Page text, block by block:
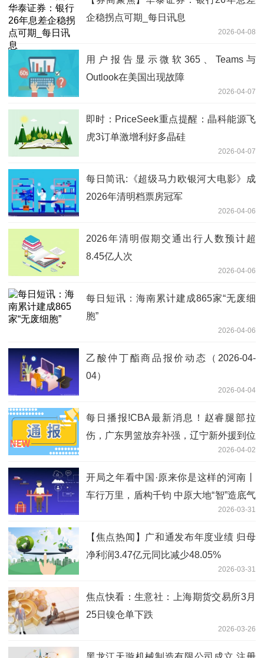
企稳拐点可期_每日讯息
2026-04-08
用户报告显示微软365、Teams与
Outlook在美国出现故障
2026-04-07
即时：PriceSeek重点提醒：晶科能源飞
虎3订单激增利好多晶硅
2026-04-07
每日简讯:《超级马力欧银河大电影》成
2026年清明档票房冠军
2026-04-06
2026年清明假期交通出行人数预计超
8.45亿人次
2026-04-06
每日短讯：海南累计建成865家“无废细
胞”
2026-04-06
乙酸仲丁酯商品报价动态（2026-04-
04）
2026-04-04
每日播报!CBA最新消息！赵睿腿部拉
伤，广东男篮放弃补强，辽宁新外援到位
2026-04-02
开局之年看中国·原来你是这样的河南丨
车行万里，盾构千钧 中原大地“智”造底气
2026-03-31
【焦点热闻】广和通发布年度业绩 归母
净利润3.47亿元同比减少48.05%
2026-03-31
焦点快看：生意社：上海期货交易所3月
25日镍仓单下跌
2026-03-26